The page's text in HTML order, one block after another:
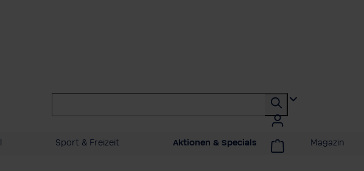
Sport & Freizeit Aktionen & Specials Magazin